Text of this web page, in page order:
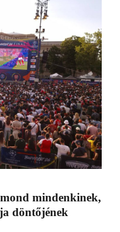
mindenkinek,
döntőjének